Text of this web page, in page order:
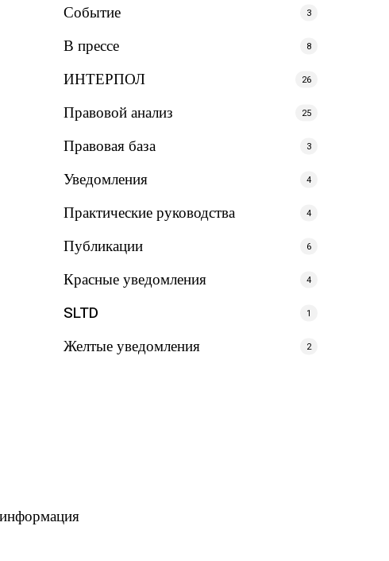
Событие 3
В прессе 8
ИНТЕРПОЛ 26
Правовой анализ 25
Правовая база 3
Уведомления 4
Практические руководства 4
Публикации 6
Красные уведомления 4
SLTD 1
Желтые уведомления 2